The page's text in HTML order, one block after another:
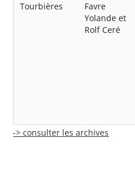
Tourbières
Favre
Yolande et
Rolf Ceré
-> consulter les archives